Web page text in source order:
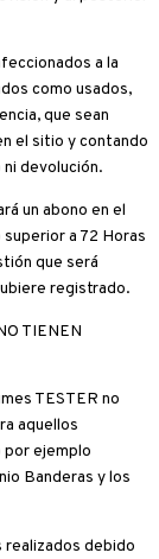
a la
como usados,
que sean
el sitio y contando
devolución.
un abono en el
a 72 Horas
que será
registrado.
TIENEN
TESTER no
aquellos
ejemplo
Banderas y los
realizados debido